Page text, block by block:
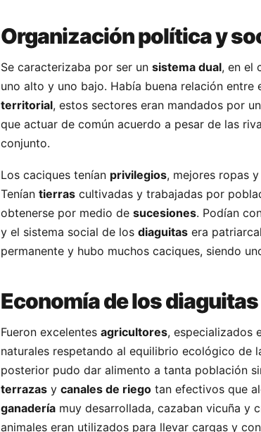
Organización política y
Se caracterizaba por ser un sistema dual, en el
uno alto y uno bajo. Había buena relación entre
territorial, estos sectores eran mandados por
que actuar de común acuerdo a pesar de las
conjunto.
Los caciques tenían privilegios, mejores ropas
Tenían tierras cultivadas y trabajadas por
obtenerse por medio de sucesiones. Podían
y el sistema social de los diaguitas era
permanente y hubo muchos caciques, siendo
Economía de los diaguitas
Fueron excelentes agricultores, especializados
naturales respetando al equilibrio ecológico de
posterior pudo dar alimento a tanta población
terrazas y canales de riego tan efectivos que
ganadería muy desarrollada, cazaban vicuña y
animales eran utilizados para llevar cargas y